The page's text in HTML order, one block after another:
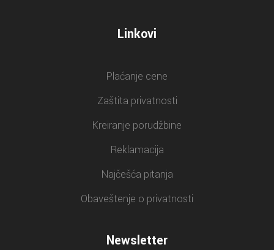
Linkovi
Plaćanje cene
Zaštita privatnosti
Kreiranje porudžbine
Reklamacija
Najčešća pitanja
Obaveštenje o privatnosti
Newsletter